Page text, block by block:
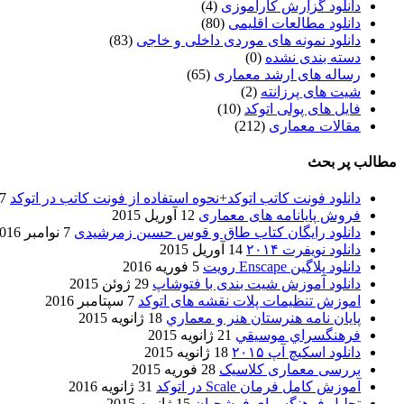
دانلود گزارش کارآموزی (4)
دانلود مطالعات اقلیمی (80)
دانلود نمونه های موردی داخلی و خاجی (83)
دسته بندی نشده (0)
رساله های ارشد معماری (65)
شیت های پرزانته (2)
فایل های پولی اتوکد (10)
مقالات معماری (212)
مطالب پر بحث
دانلود فونت کاتب اتوکد+نحوه استفاده از فونت کاتب در اتوکد 7 آگوست 2017
فروش پایانامه های معماری 12 آوریل 2015
دانلود رایگان کتاب طاق و قوس حسین زمرشیدی 7 نوامبر 2016
دانلود نویفرت ۲۰۱۴
14 آوریل 2015
دانلود پلاگین Enscape رویت
5 فوریه 2016
دانلود آموزش شیت بندی با فتوشاپ 29 ژوئن 2015
اموزش تنظیمات پلات نقشه های اتوکد 7 سپتامبر 2016
پایان نامه هنرستان هنر و معماري 18 ژانویه 2015
فرهنگسراي موسيقي 21 ژانویه 2015
دانلود اسکیچ آپ ۲۰۱۵
18 ژانویه 2015
بررسی معماری کلاسیک 28 فوریه 2015
آموزش کامل فرمان Scale در اتوکد
31 ژانویه 2016